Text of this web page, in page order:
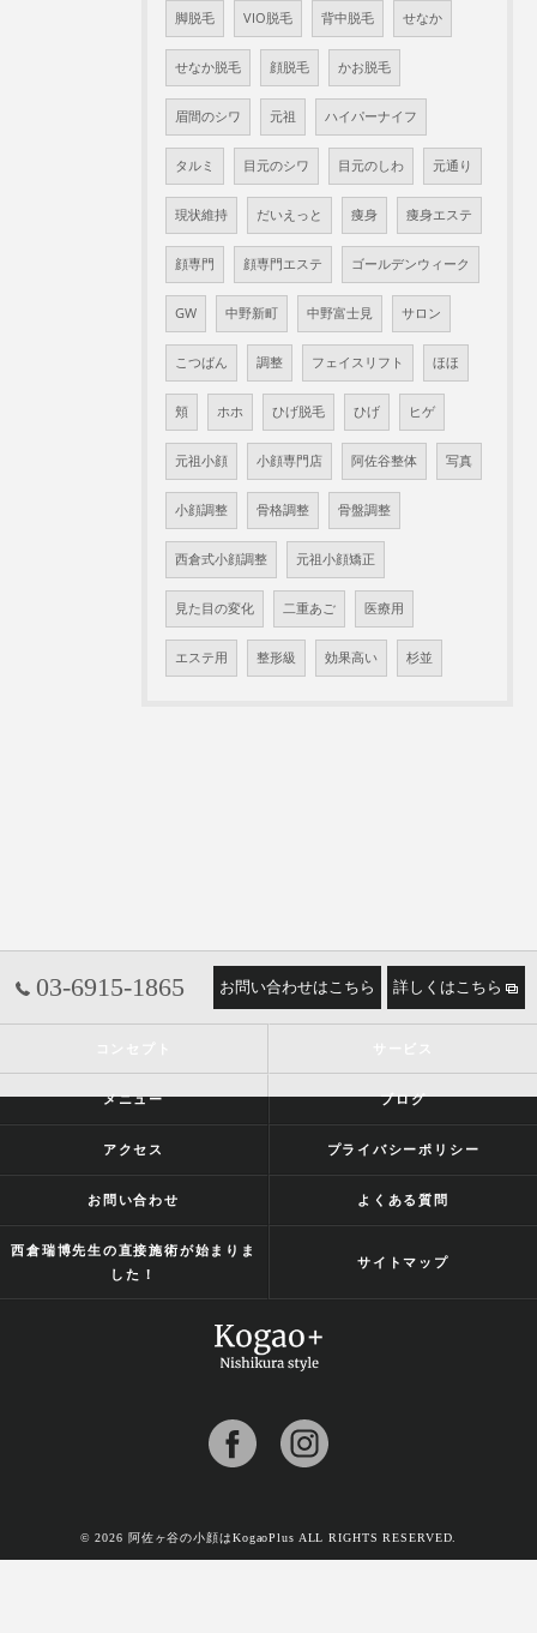
脚脱毛 VIO脱毛 背中脱毛 せなか
せなか脱毛 顔脱毛 かお脱毛
眉間のシワ 元祖 ハイパーナイフ
タルミ 目元のシワ 目元のしわ 元通り
現状維持 だいえっと 痩身 痩身エステ
顔専門 顔専門エステ ゴールデンウィーク
GW 中野新町 中野富士見 サロン
こつばん 調整 フェイスリフト ほほ
頬 ホホ ひげ脱毛 ひげ ヒゲ
元祖小顔 小顔専門店 阿佐谷整体 写真
小顔調整 骨格調整 骨盤調整
西倉式小顔調整 元祖小顔矯正
見た目の変化 二重あご 医療用
エステ用 整形級 効果高い 杉並
03-6915-1865 お問い合わせはこちら 詳しくはこちら
メニュー ブログ
アクセス プライバシーポリシー
お問い合わせ よくある質問
西倉瑞博先生の直接施術が始まりま
した！
サイトマップ
© 2026 阿佐ヶ谷の小顔はKogaoPlus ALL RIGHTS RESERVED.